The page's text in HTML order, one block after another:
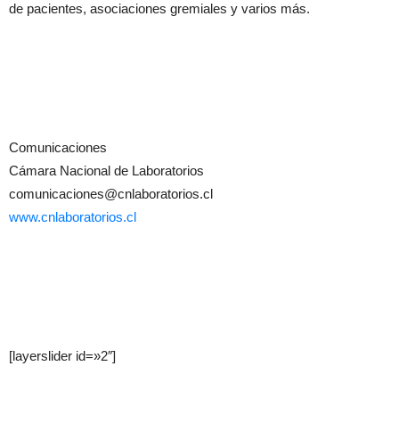
de pacientes, asociaciones gremiales y varios más.
Comunicaciones
Cámara Nacional de Laboratorios
comunicaciones@cnlaboratorios.cl
www.cnlaboratorios.cl
[layerslider id=»2″]